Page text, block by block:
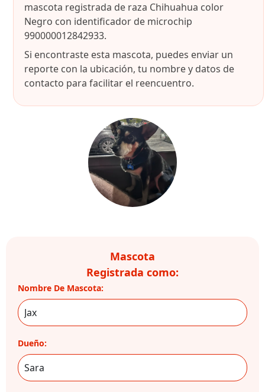
mascota registrada de raza Chihuahua color
Negro con identificador de microchip
990000012842933.
Si encontraste esta mascota, puedes enviar un
reporte con la ubicación, tu nombre y datos de
contacto para facilitar el reencuentro.
Mascota
Registrada como:
Nombre De Mascota:
Dueño: